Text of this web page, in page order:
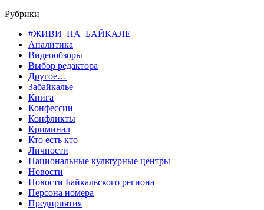
Рубрики
#ЖИВИ_НА_БАЙКАЛЕ
Аналитика
Видеообзоры
Выбор редактора
Другое…
Забайкалье
Книга
Конфессии
Конфликты
Криминал
Кто есть кто
Личности
Национальные культурные центры
Новости
Новости Байкальского региона
Персона номера
Предприятия